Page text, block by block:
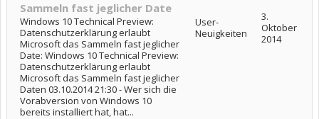
Sammeln fast jeglicher Date
Windows 10 Technical Preview:
Datenschutzerklärung erlaubt
Microsoft das Sammeln fast jeglicher
Date: Windows 10 Technical Preview:
Datenschutzerklärung erlaubt
Microsoft das Sammeln fast jeglicher
Daten 03.10.2014 21:30 - Wer sich die
Vorabversion von Windows 10
bereits installiert hat, hat...
User-
Neuigkeiten
3.
Oktober
2014